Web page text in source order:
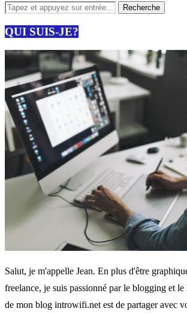
QUI SUIS-JE?
Salut, je m'appelle Jean. En plus d'être
freelance, je suis passionné par le blogging et
de mon blog introwifi.net est de partager avec